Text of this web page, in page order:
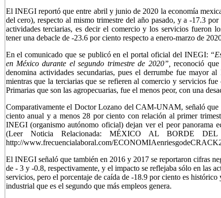
El INEGI reportó que entre abril y junio de 2020 la economía
del cero), respecto al mismo trimestre del año pasado, y a -17.3
actividades terciarias, es decir el comercio y los servicios fueron
tener una debacle de -23.6 por ciento respecto a enero-marzo de
En el comunicado que se publicó en el portal oficial del INEGI:
en México durante el segundo trimestre de 2020”,reconoció
denomina actividades secundarias, pues el derrumbe fue mayor
mientras que la terciarias que se refieren al comercio y servicios
Primarias que son las agropecuarias, fue el menos peor, con una
Comparativamente el Doctor Lozano del CAM-UNAM, señaló
ciento anual y a menos 28 por ciento con relación al primer
INEGI (organismo autónomo oficial) dejan ver el peor panorama
(Leer Noticia Relacionada: MÉXICO AL BORDE
http://www.frecuencialaboral.com/
El INEGI señaló que también en 2016 y 2017 se reportaron cifras
de - 3 y -0.8, respectivamente, y el impacto se reflejaba sólo en las
servicios, pero el porcentaje de caída de -18.9 por ciento es
industrial que es el segundo que más empleos genera.